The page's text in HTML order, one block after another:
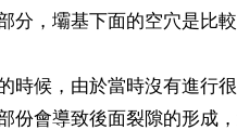
分，壩基下面的空穴是比較
時候，由於當時沒有進行
份會導致後面裂隙的形成